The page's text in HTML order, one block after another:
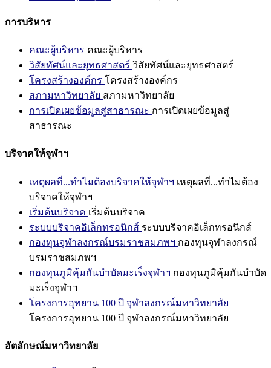
การบริหาร
คณะผู้บริหาร คณะผู้บริหาร
วิสัยทัศน์และยุทธศาสตร์ วิสัยทัศน์และยุทธศาสตร์
โครงสร้างองค์กร โครงสร้างองค์กร
สภามหาวิทยาลัย สภามหาวิทยาลัย
การเปิดเผยข้อมูลสู่สาธารณะ การเปิดเผยข้อมูลสู่
สาธารณะ
บริจาคให้จุฬาฯ
เหตุผลที่...ทำไมต้องบริจาคให้จุฬาฯ เหตุผลที่...ทำไมต้อง
บริจาคให้จุฬาฯ
เริ่มต้นบริจาค เริ่มต้นบริจาค
ระบบบริจาคอิเล็กทรอนิกส์ ระบบบริจาคอิเล็กทรอนิกส์
กองทุนจุฬาลงกรณ์บรมราชสมภพฯ กองทุนจุฬาลงกรณ์
บรมราชสมภพฯ
กองทุนภูมิคุ้มกันบำบัดมะเร็งจุฬาฯ กองทุนภูมิคุ้มกันบำบัด
มะเร็งจุฬาฯ
โครงการอุทยาน 100 ปี จุฬาลงกรณ์มหาวิทยาลัย
โครงการอุทยาน 100 ปี จุฬาลงกรณ์มหาวิทยาลัย
อัตลักษณ์มหาวิทยาลัย